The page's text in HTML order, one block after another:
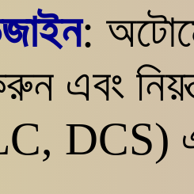
:
এবং
DCS)